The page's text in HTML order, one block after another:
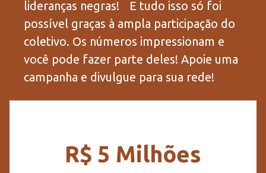
lideranças negras! E tudo isso só foi
possível graças à ampla participação do
coletivo. Os números impressionam e
você pode fazer parte deles! Apoie uma
campanha e divulgue para sua rede!
R$ 5 Milhões